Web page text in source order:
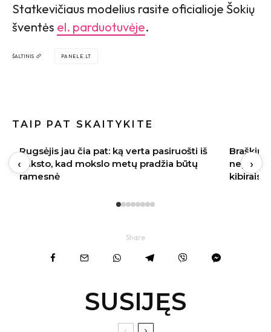
Statkevičiaus modelius rasite oficialioje Šokių
šventės el. parduotuvėje.
ŠALTINIS PANELE.LT
TAIP PAT SKAITYKITE
Braškių sodinimas rugpjūtį 2026:
nepraleiskite šių datų – kitąmet skinsite
kibirais
‹ ›
Share
SUSIJĘS